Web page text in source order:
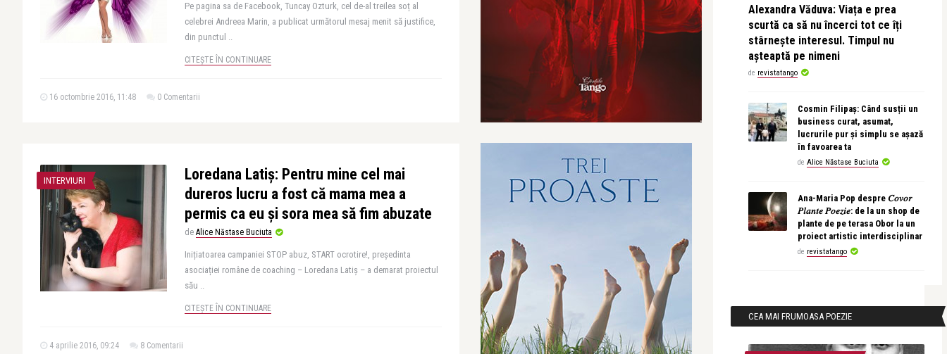
Pe pagina sa de Facebook, Tuncay Ozturk, cel de-al treilea soț al
celebrei Andreea Marin, a publicat următorul mesaj menit să justifice,
din punctul ..
CITEȘTE ÎN CONTINUARE
16 octombrie 2016, 11:48 0 Comentarii
INTERVIURI
Loredana Latiș: Pentru mine cel mai
dureros lucru a fost că mama mea a
permis ca eu și sora mea să fim abuzate
de Alice Năstase Buciuta
Inițiatoarea campaniei STOP abuz, START ocrotire!, președinta
asociației române de coaching – Loredana Latiș – a demarat proiectul
său ..
CITEȘTE ÎN CONTINUARE
4 aprilie 2016, 09:24 8 Comentarii
Alexandra Văduva: Viața e prea
scurtă ca să nu încerci tot ce îți
stârnește interesul. Timpul nu
așteaptă pe nimeni
de revistatango
Cosmin Filipaș: Când susții un
business curat, asumat,
lucrurile pur și simplu se așază
în favoarea ta
de Alice Năstase Buciuta
Ana-Maria Pop despre 𝐶𝑜𝑣𝑜𝑟
𝑃𝑙𝑎𝑛𝑡𝑒 𝑃𝑜𝑒𝑧𝑖𝑒: de la un shop de
plante de pe terasa Obor la un
proiect artistic interdisciplinar
de revistatango
CEA MAI FRUMOASA POEZIE